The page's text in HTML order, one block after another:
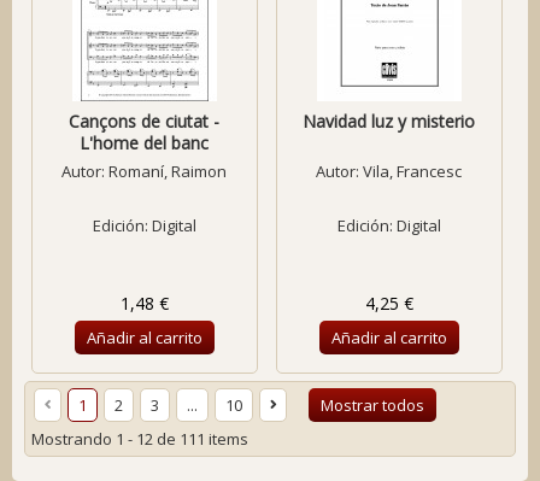
Cançons de ciutat -
L'home del banc
Autor:Romaní, Raimon
Edición: Digital
1,48 €
Añadir al carrito
Navidad luz y misterio
Autor:Vila, Francesc
Edición: Digital
4,25 €
Añadir al carrito
Mostrar todos
1 2 3 ...
10
Mostrando 1 - 12 de 111 items